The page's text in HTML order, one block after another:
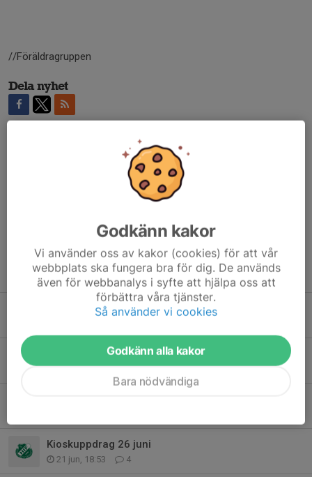
//Föräldragruppen
Dela nyhet
Cipriana Costan Aglaida28 maj, 16:53
Robert kan inte på lördag är det någon som kan byta?
Tidigare nyheter
Kioskuppdrag 1 augusti
Svenska Cupen 20 augusti
12 jul, 21:30 1
Kioskuppdrag 26 juni
21 jun, 18:53 4
Godkänn kakor
Vi använder oss av kakor (cookies) för att vår
webbplats ska fungera bra för dig. De används
även för webbanalys i syfte att hjälpa oss att
förbättra våra tjänster.
Så använder vi cookies
Godkänn alla kakor
Bara nödvändiga